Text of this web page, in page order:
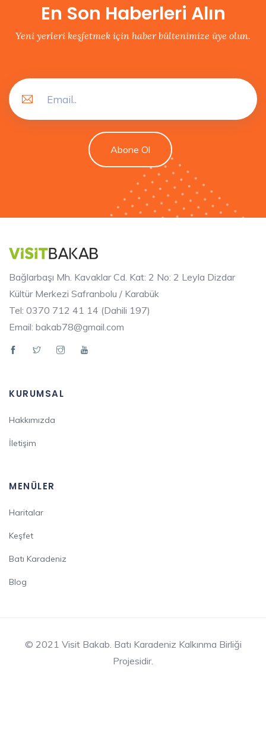
En Son Haberleri Alın
Yeni yerleri keşfetmek için haber bültenimize üye olun.
Abone Ol
Bağlarbaşı Mh. Kavaklar Cd. Kat: 2 No: 2 Leyla Dizdar
Kültür Merkezi Safranbolu / Karabük
Tel: 0370 712 41 14 (Dahili 197)
Email: bakab78@gmail.com
KURUMSAL
Hakkımızda
İletişim
MENÜLER
Haritalar
Keşfet
Batı Karadeniz
Blog
© 2021 Visit Bakab. Batı Karadeniz Kalkınma Birliği
Projesidir.